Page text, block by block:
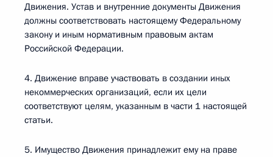
Движения. Устав и внутренние документы Движения
должны соответствовать настоящему Федеральному
закону и иным нормативным правовым актам
Российской Федерации.
4. Движение вправе участвовать в создании иных
некоммерческих организаций, если их цели
соответствуют целям, указанным в части 1 настоящей
статьи.
5. Имущество Движения принадлежит ему на праве